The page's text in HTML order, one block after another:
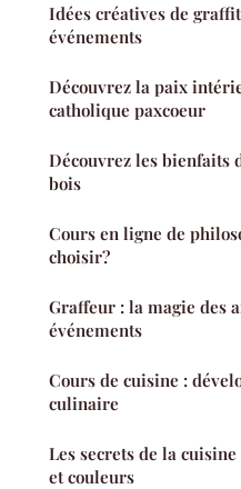
Idées créatives de
événements
Découvrez la paix
catholique paxcoeur
Découvrez les bienfaits
bois
Cours en ligne de
choisir?
Graffeur : la magie des
événements
Cours de cuisine :
culinaire
Les secrets de la
et couleurs